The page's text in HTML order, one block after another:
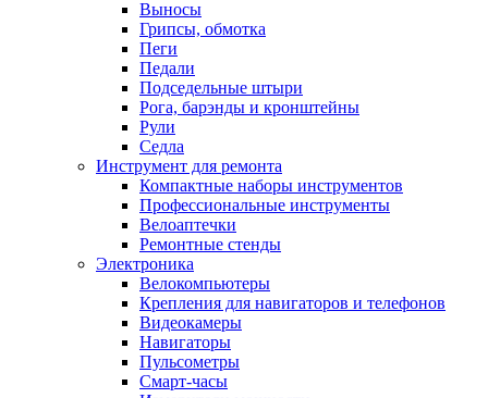
Выносы
Грипсы, обмотка
Пеги
Педали
Подседельные штыри
Рога, барэнды и кронштейны
Рули
Седла
Инструмент для ремонта
Компактные наборы инструментов
Профессиональные инструменты
Велоаптечки
Ремонтные стенды
Электроника
Велокомпьютеры
Крепления для навигаторов и телефонов
Видеокамеры
Навигаторы
Пульсометры
Смарт-часы